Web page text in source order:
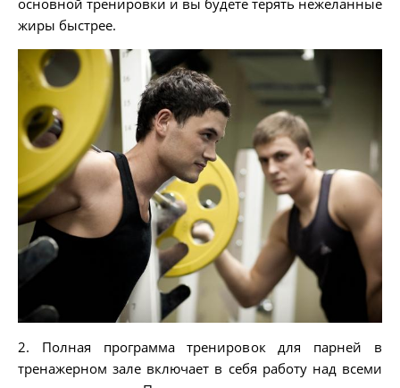
основной тренировки и вы будете терять нежеланные
жиры быстрее.
2. Полная программа тренировок для парней в
тренажерном зале включает в себя работу над всеми